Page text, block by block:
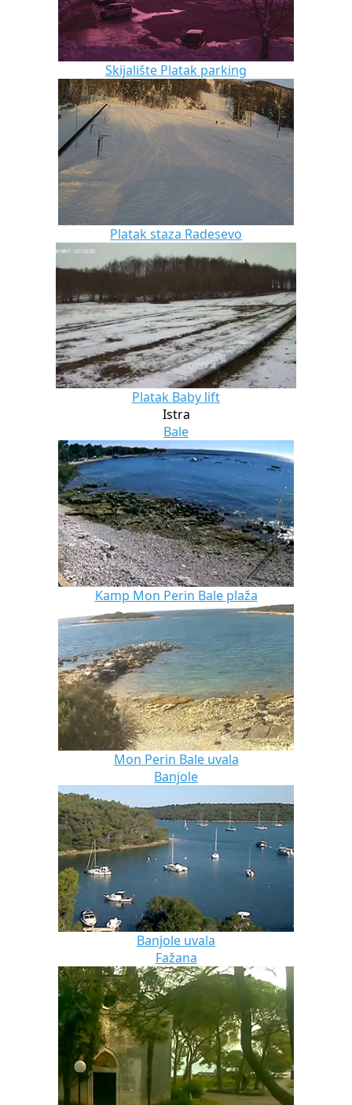
Skijalište Platak parking
Platak staza Radesevo
Platak Baby lift
Istra
Bale
Kamp Mon Perin Bale plaža
Mon Perin Bale uvala
Banjole
Banjole uvala
Fažana